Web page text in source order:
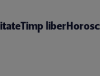
Timp liber